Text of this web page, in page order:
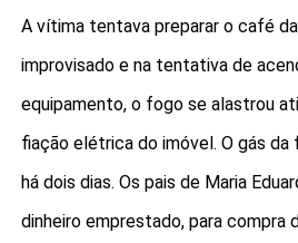
A vítima tentava preparar o café
improvisado e na tentativa de
equipamento, o fogo se alastrou
fiação elétrica do imóvel. O gás da
há dois dias. Os pais de Maria
dinheiro emprestado, para compra